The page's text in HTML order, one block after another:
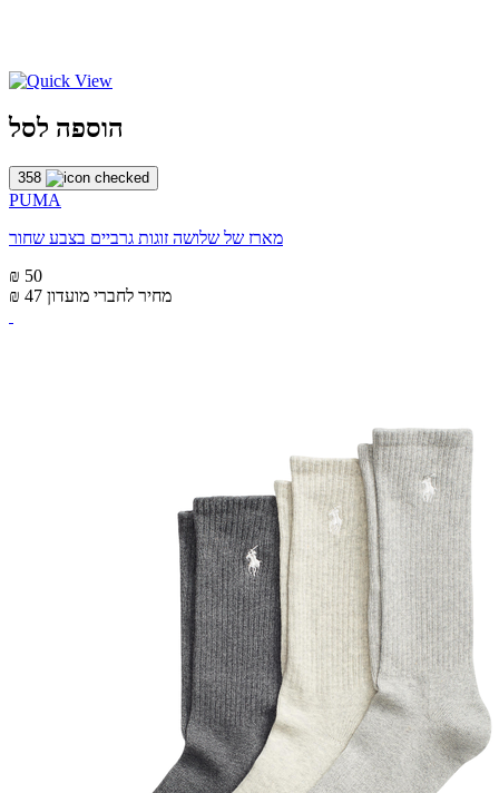
הוספה לסל
358
PUMA
מארז של שלושה זוגות גרביים בצבע שחור
₪ 50
₪ 47 מחיר לחברי מועדון